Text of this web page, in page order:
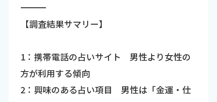
―――――――――――――――――――――――――――――――――――
【調査結果サマリー】
1：携帯電話の占いサイト 男性より女性の
方が利用する傾向
2：興味のある占い項目 男性は「金運・仕